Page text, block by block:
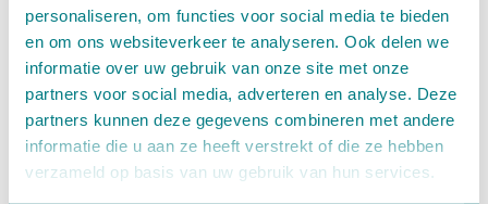
personaliseren, om functies voor social media te bieden
en om ons websiteverkeer te analyseren. Ook delen we
informatie over uw gebruik van onze site met onze
partners voor social media, adverteren en analyse. Deze
partners kunnen deze gegevens combineren met andere
informatie die u aan ze heeft verstrekt of die ze hebben
verzameld op basis van uw gebruik van hun services.
verhuurafdelingopgezet. Martin Stolze is, door jarenlange
ervaring in de tuinbouwsector, bekend met alles wat bij het
oppotten van gewas en het intern transporteren van
tuinbouwproducten komt kijken.
Besparen op transportkosten